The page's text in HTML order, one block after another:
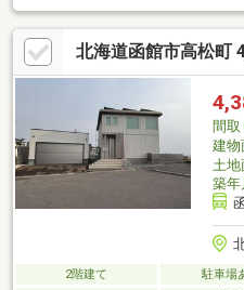
（距離約６７８ｍ）☆●函館日吉
約７６７ｍ）☆【変動金利】※返
借入年数35年で算出しております
合があります。
北海道函館市高松町
間取
建物
土地
築年
2階建て 駐車場